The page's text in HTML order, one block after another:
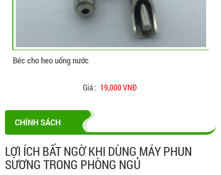
Béc cho heo uống nước
Giá : 19,000 VNĐ
CHÍNH SÁCH
LỢI ÍCH BẤT NGỜ KHI DÙNG MÁY PHUN
SƯƠNG TRONG PHÒNG NGỦ